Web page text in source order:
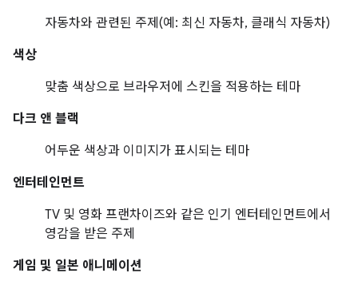
자동차와 관련된 주제(예: 최신 자동차, 클래식 자동차)
색상
맞춤 색상으로 브라우저에 스킨을 적용하는 테마
다크 앤 블랙
어두운 색상과 이미지가 표시되는 테마
엔터테인먼트
TV 및 영화 프랜차이즈와 같은 인기 엔터테인먼트에서
영감을 받은 주제
게임 및 일본 애니메이션